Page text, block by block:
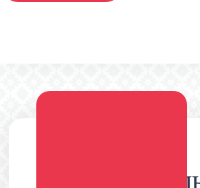
Дворец